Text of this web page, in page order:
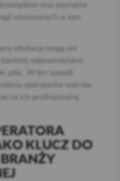
oraz poznania
stosowanych w tym
edukację mogą oni
bardziej odpowiedzialne
płac. W ten sposób
operatorów walców
na ich profesjonalną
KLUCZ DO